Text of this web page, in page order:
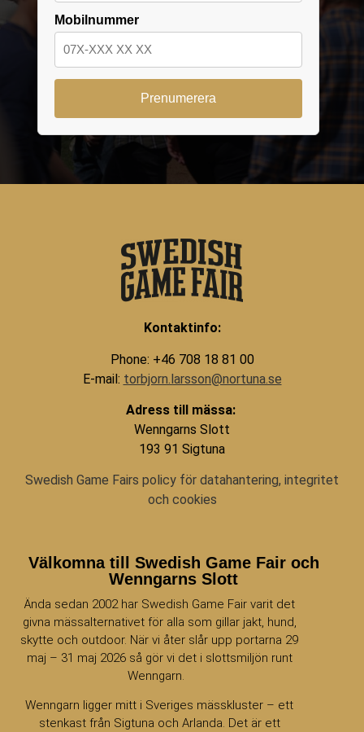
Mobilnummer
Kontaktinfo:
Phone: +46 708 18 81 00
E-mail: torbjorn.larsson@nortuna.se
Adress till mässa:
Wenngarns Slott
193 91 Sigtuna
Swedish Game Fairs policy för datahantering, integritet
och cookies
Välkomna till Swedish Game Fair och
Wenngarns Slott
Ända sedan 2002 har Swedish Game Fair varit det
givna mässalternativet för alla som gillar jakt, hund,
skytte och outdoor. När vi åter slår upp portarna 29
maj – 31 maj 2026 så gör vi det i slottsmiljön runt
Wenngarn.
Wenngarn ligger mitt i Sveriges mässkluster – ett
stenkast från Sigtuna och Arlanda. Det är ett